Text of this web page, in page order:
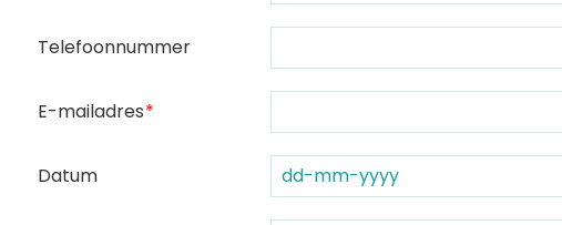
Telefoonnummer
E-mailadres
Datum